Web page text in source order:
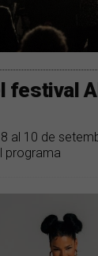
festival
al 10 de
programa